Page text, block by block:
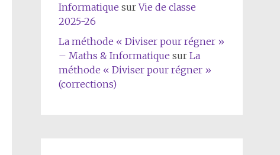
Informatique surVie de classe
2025-26
La méthode « Diviser pour régner »
– Maths & Informatique sur La
méthode « Diviser pour régner »
(corrections)